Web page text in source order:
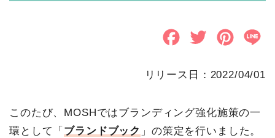
c
b
i n n
リリース日：2022/04/01
このたび、MOSHではブランディング強化施策の一
環として「 ブランドブック 」の策定を行いました。